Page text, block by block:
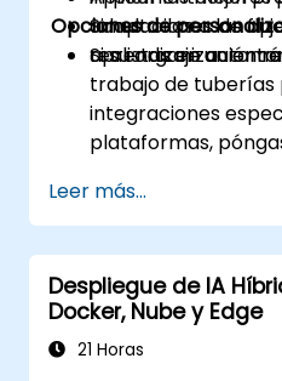
adaptadas a las
aprendizaje
Simulaciones de
realistas en un
Opciones de
Si su organización
trabajo de tuberías
integraciones
plataformas,
Leer más...
Despliegue de IA
Docker, Nube y Edge
21 Horas